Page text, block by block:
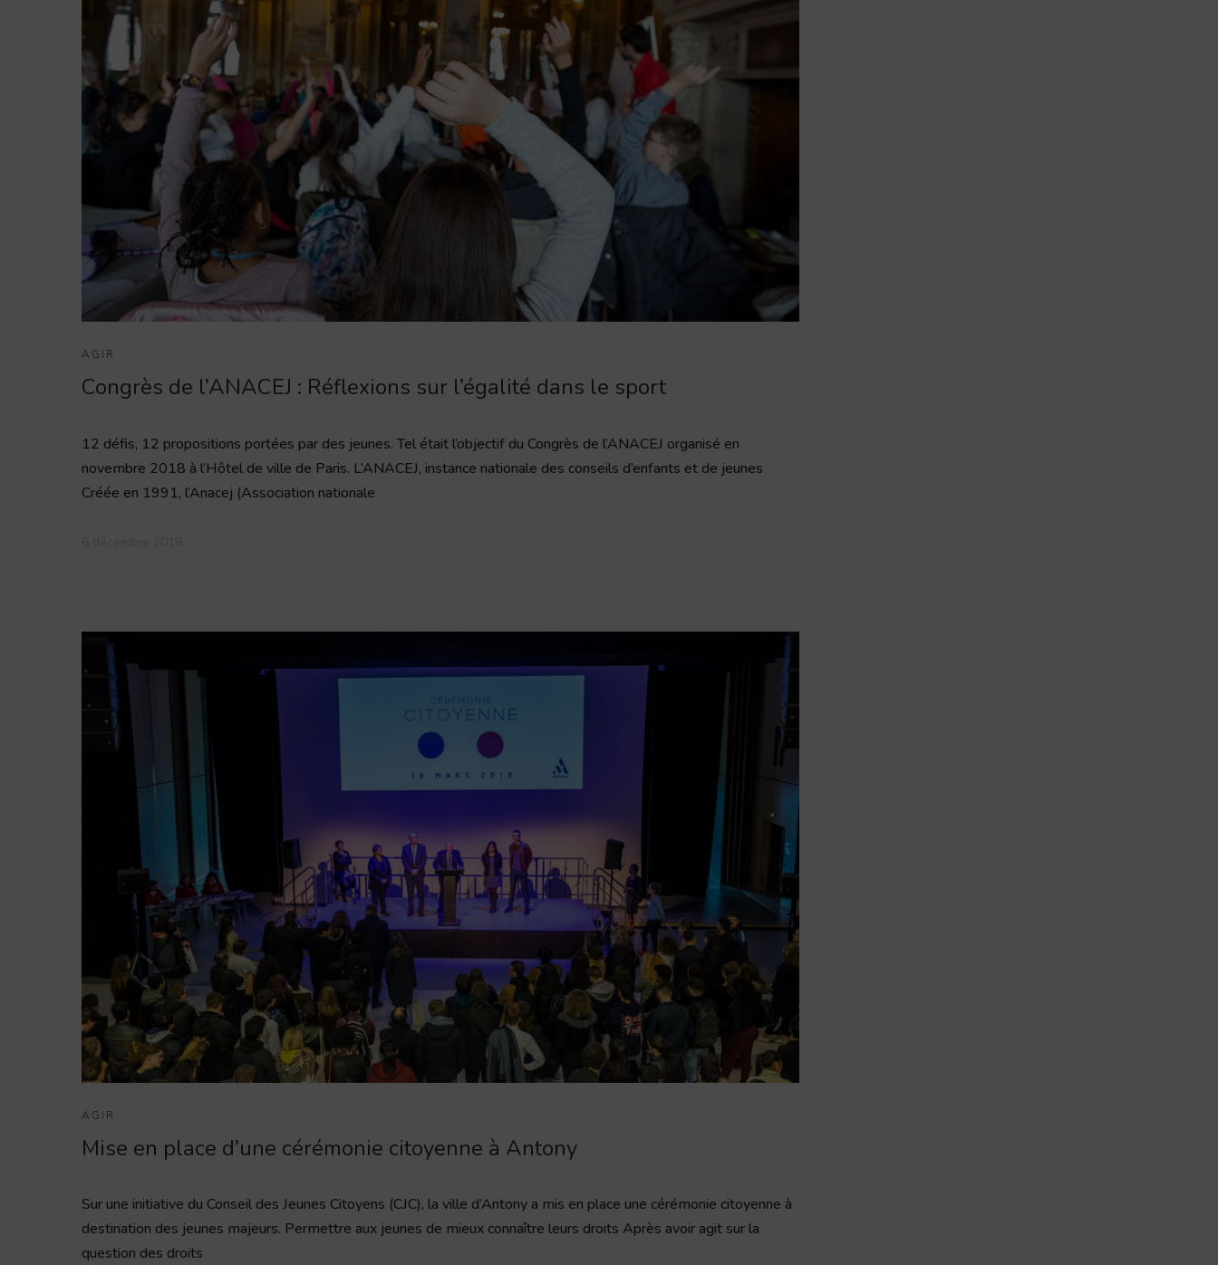
AGIR
Congrès de l’ANACEJ : Réflexions sur l’égalité dans le sport
12 défis, 12 propositions portées par des jeunes. Tel était l’objectif du Congrès de l’ANACEJ organisé en
novembre 2018 à l’Hôtel de ville de Paris. L’ANACEJ, instance nationale des conseils d’enfants et de jeunes
Créée en 1991, l’Anacej (Association nationale
AGIR
Mise en place d’une cérémonie citoyenne à Antony
Sur une initiative du Conseil des Jeunes Citoyens (CJC), la ville d’Antony a mis en place une cérémonie citoyenne à
destination des jeunes majeurs. Permettre aux jeunes de mieux connaître leurs droits Après avoir agit sur la
question des droits